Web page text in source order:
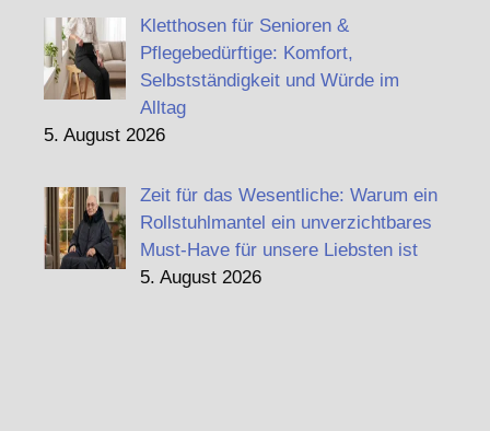
Kletthosen für Senioren &
Pflegebedürftige: Komfort,
Selbstständigkeit und Würde im
Alltag
5. August 2026
Zeit für das Wesentliche: Warum ein
Rollstuhlmantel ein unverzichtbares
Must-Have für unsere Liebsten ist
5. August 2026